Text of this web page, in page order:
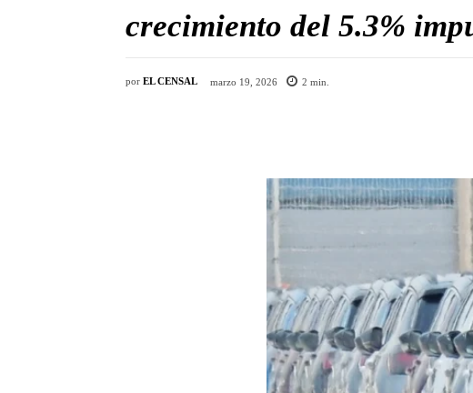
crecimiento del 5.3%
por EL CENSAL marzo 19, 2026 2 min.